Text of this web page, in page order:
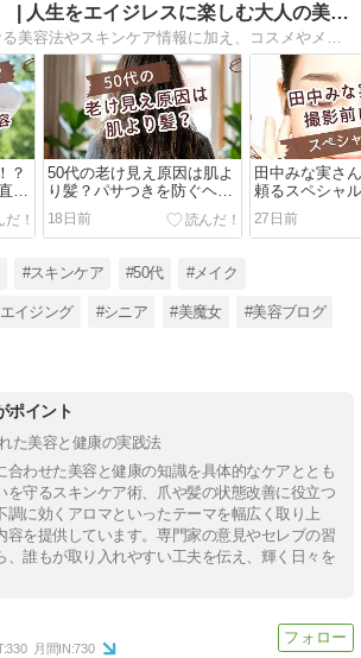
エイジレス道 | 人生をエイジレスに楽しむ大人の美容ブログ
？
し
50代の老け見え原因は肌よ
り髪？パサつきを防ぐヘア
ケア必須なわけ
18日前
田中みな実さ
頼るスペシャ
27日前
#スキンケア #50代 #メイク
イジング #シニア #美魔女 #美容ブログ
ポイント
た美容と健康の実践法
合わせた美容と健康の知識を具体的なケアととも
を守るスキンケア術、爪や髪の状態改善に役立つ
調に効くアロマといったテーマを幅広く取り上
容を提供しています。専門家の意見やセレブの習
、誰もが取り入れやすい工夫を伝え、輝く日々を
330 月間IN:730